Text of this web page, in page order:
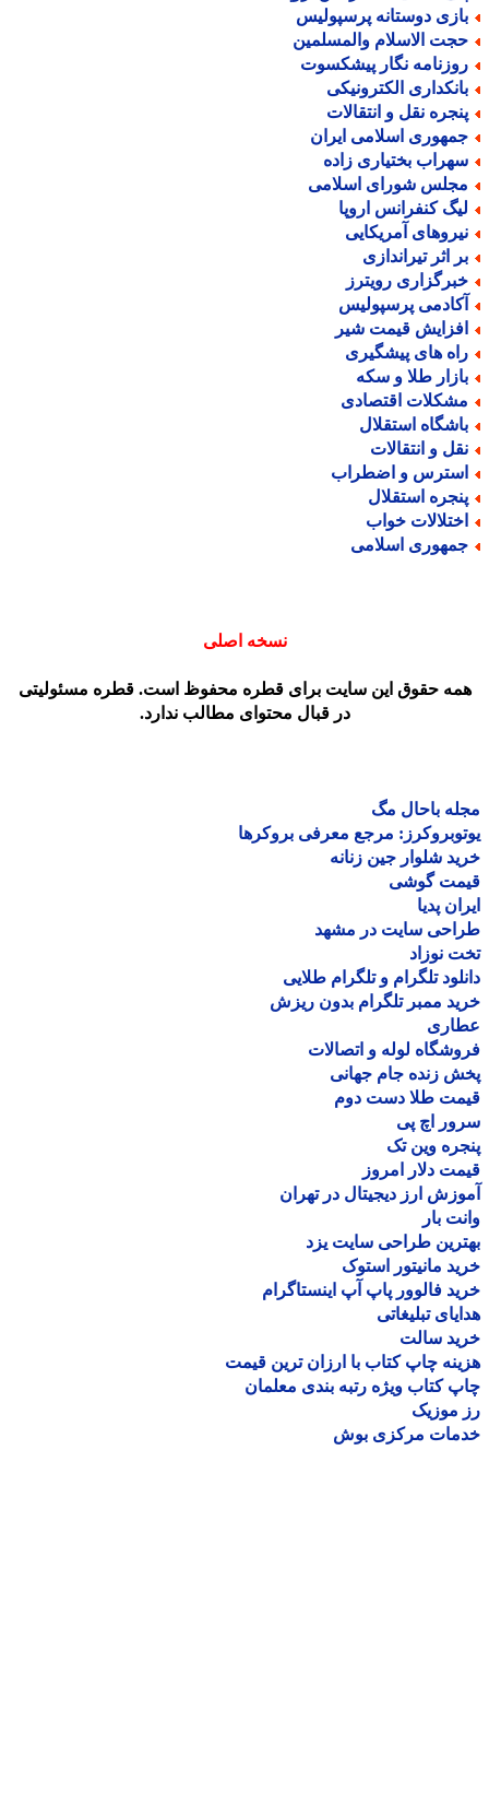
دوستانه پرسپولیس
الاسلام والمسلمین
نگار پیشکسوت
الکترونیکی
نقل و انتقالات
اسلامی ایران
بختیاری زاده
شورای اسلامی
کنفرانس اروپا
آمریکایی
اثر تیراندازی
رویترز
پرسپولیس
قیمت شیر
های پیشگیری
طلا و سکه
اقتصادی
استقلال
و انتقالات
و اضطراب
استقلال
خواب
اسلامی
نسخه اصلی
حقوق این سایت برای قطره محفوظ است. قطره مسئولیتی
در قبال محتوای مطالب ندارد.
باحال مگ
مرجع معرفی بروکرها
شلوار جین زنانه
گوشی
پدیا
سایت در مشهد
نوزاد
تلگرام و تلگرام طلایی
ممبر تلگرام بدون ریزش
لوله و اتصالات
زنده جام جهانی
طلا دست دوم
اچ پی
وین تک
دلار امروز
ارز دیجیتال در تهران
بار
طراحی سایت یزد
مانیتور استوک
فالوور پاپ آپ اینستاگرام
تبلیغاتی
سالت
چاپ کتاب با ارزان ترین قیمت
کتاب ویژه رتبه بندی معلمان
موزیک
مرکزی بوش